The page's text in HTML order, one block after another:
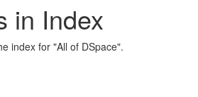
in Index
index for "All of DSpace".